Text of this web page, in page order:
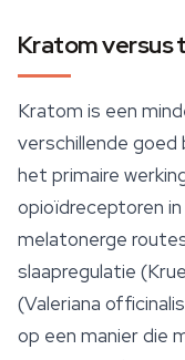
Kratom versus
Kratom is een
verschillende
het primaire
opioïdreceptoren
melatonerge
slaapregulatie
(Valeriana
op een manier die